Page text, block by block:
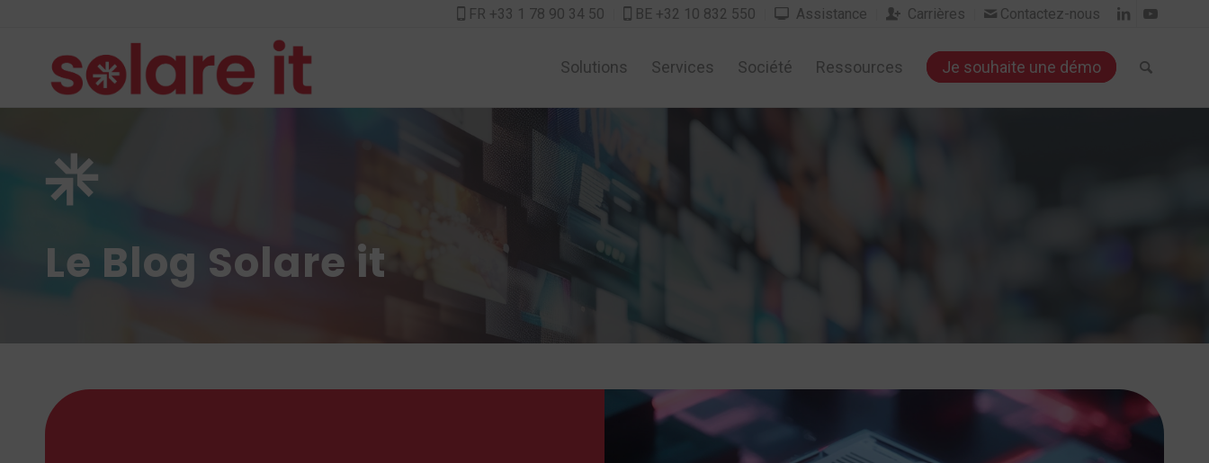
FR +33 1 78 90 34 50 BE +32 10 832 550  Assistance  Carrières  Contactez-nous
Solutions Services Société Ressources Je souhaite une démo
Le Blog Solare it